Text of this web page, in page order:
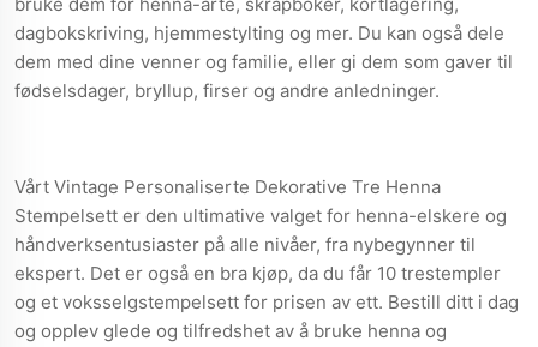
dagbokskriving, hjemmestylting og mer. Du kan også dele
dem med dine venner og familie, eller gi dem som gaver til
fødselsdager, bryllup, firser og andre anledninger.
Vårt Vintage Personaliserte Dekorative Tre Henna
Stempelsett er den ultimative valget for henna-elskere og
håndverksentusiaster på alle nivåer, fra nybegynner til
ekspert. Det er også en bra kjøp, da du får 10 trestempler
og et voksselgstempelsett for prisen av ett. Bestill ditt i dag
og opplev glede og tilfredshet av å bruke henna og